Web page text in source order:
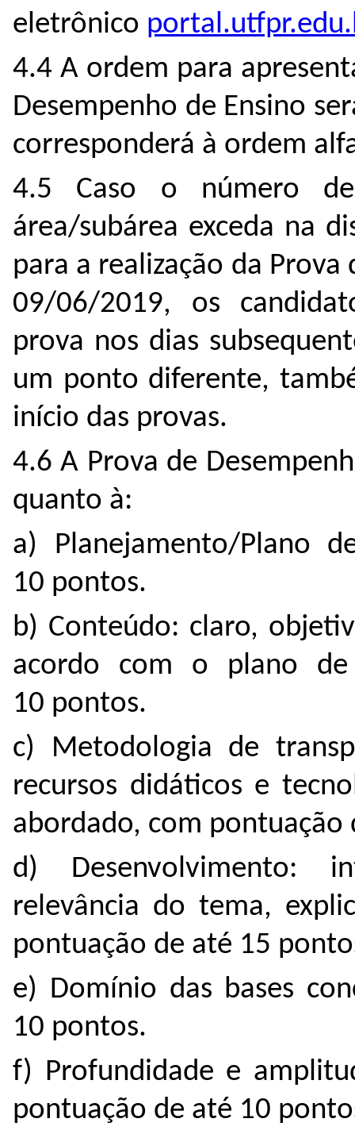
eletrônico
4.4 A ordem para
Desempenho de Ensino
corresponderá à ordem
4.5 Caso o número
área/subárea exceda na
para a realização da
09/06/2019, os
prova nos dias
um ponto diferente,
início das provas.
4.6 A Prova de
quanto à:
a) Planejamento/Plano
10 pontos.
b) Conteúdo: claro,
acordo com o plano
10 pontos.
c) Metodologia de
recursos didáticos e
abordado, com pontuação
d) Desenvolvimento:
relevância do tema,
pontuação de até 15
e) Domínio das bases
10 pontos.
f) Profundidade e
pontuação de até 10